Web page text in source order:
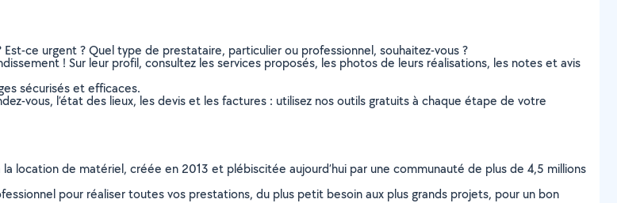
ce urgent ? Quel type de prestataire, particulier ou professionnel, souhaitez-vous ?
! Sur leur profil, consultez les services proposés, les photos de leurs réalisations, les notes et avis
sécurisés et efficaces.
vous, l’état des lieux, les devis et les factures : utilisez nos outils gratuits à chaque étape de votre
location de matériel, créée en 2013 et plébiscitée aujourd’hui par une communauté de plus de 4,5 millions
pour réaliser toutes vos prestations, du plus petit besoin aux plus grands projets, pour un bon